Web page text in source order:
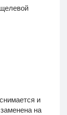
и
на